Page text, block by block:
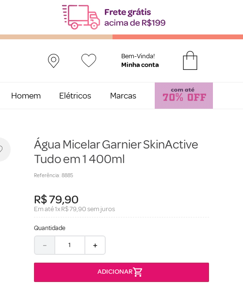
Bem-Vinda!
Homem Elétricos Marcas
Água Micelar Garnier SkinActive
Tudo em 1 400ml
Referência: 8885
R$79,90
Em até1xR$79,90sem juros
Quantidade
＋
－